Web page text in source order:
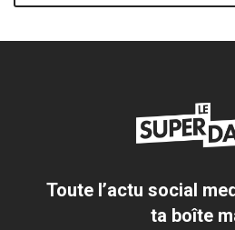
Toute l’actu social
ta boîte